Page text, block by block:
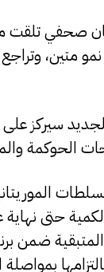
متين،
سيركز على
الحوكمة
ضمن